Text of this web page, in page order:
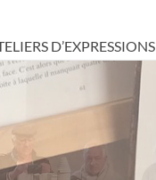
D’EXPRESSIONS